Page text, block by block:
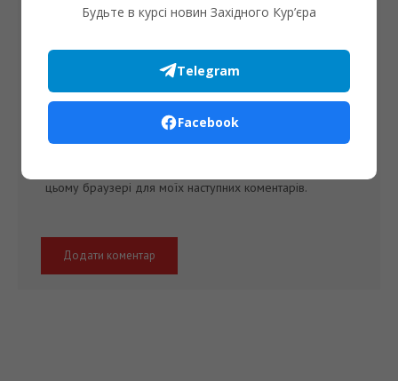
цьому браузері для моїх наступних коментарів.
Будьте в курсі новин Західного Кур’єра
Telegram
Facebook